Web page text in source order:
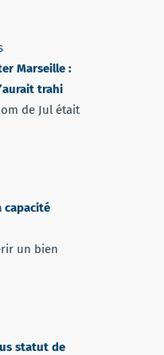
Marseille :
trahi
de Jul était
capacité
un bien
statut de